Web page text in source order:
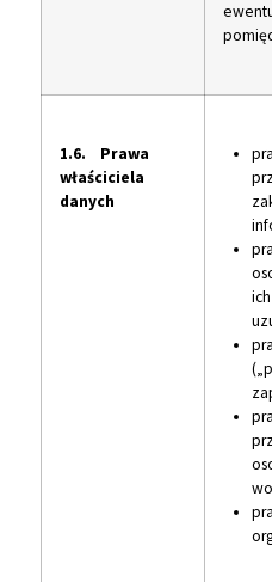
1.6. Prawa
właściciela
danych